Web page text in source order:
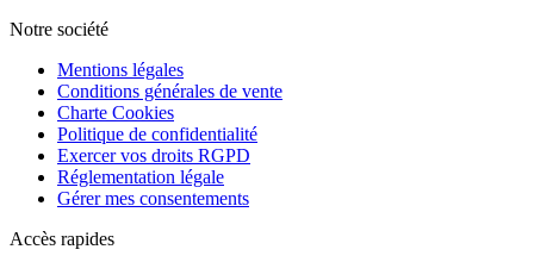
Notre société
Mentions légales
Conditions générales de vente
Charte Cookies
Politique de confidentialité
Exercer vos droits RGPD
Réglementation légale
Gérer mes consentements
Accès rapides